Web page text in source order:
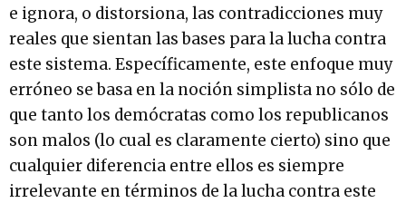
e ignora, o distorsiona, las contradicciones muy
reales que sientan las bases para la lucha contra
este sistema. Específicamente, este enfoque muy
erróneo se basa en la noción simplista no sólo de
que tanto los demócratas como los republicanos
son malos (lo cual es claramente cierto) sino que
cualquier diferencia entre ellos es siempre
irrelevante en términos de la lucha contra este